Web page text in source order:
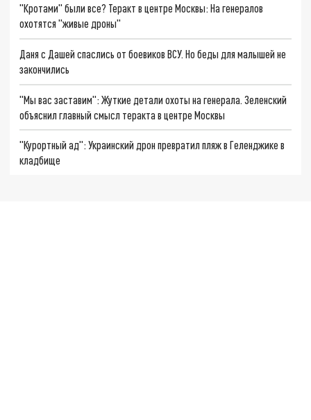
"Кротами" были все? Теракт в центре Москвы: На генералов
охотятся "живые дроны"
Даня с Дашей спаслись от боевиков ВСУ. Но беды для малышей не
закончились
"Мы вас заставим": Жуткие детали охоты на генерала. Зеленский
объяснил главный смысл теракта в центре Москвы
"Курортный ад": Украинский дрон превратил пляж в Геленджике в
кладбище